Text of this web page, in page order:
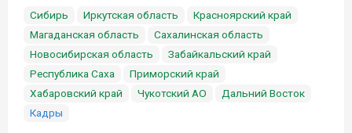
Сибирь
Иркутская область
Красноярский край
Магаданская область
Сахалинская область
Новосибирская область
Забайкальский край
Республика Саха
Приморский край
Хабаровский край
Чукотский АО
Дальний Восток
Кадры